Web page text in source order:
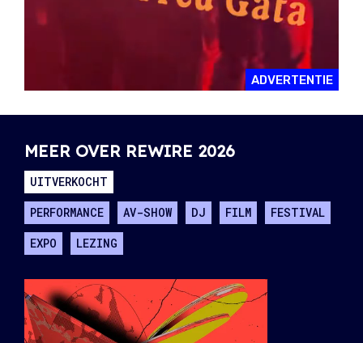
ADVERTENTIE
MEER OVER REWIRE 2026
UITVERKOCHT
PERFORMANCE
AV-SHOW DJ FILM
FESTIVAL
EXPO
LEZING